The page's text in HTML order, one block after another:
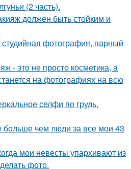
(2 часть).
должен быть стойким и
фотография, парный
- это не просто косметика, а
на фотографиях на всю
селфи по грудь,
больше чем люди за все мои 43
мои невесты упархивают из
фото.